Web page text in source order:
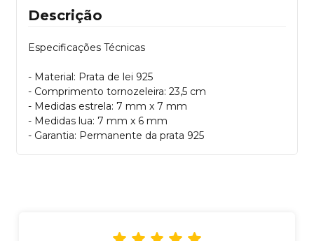
Descrição
Especificações Técnicas
- Material: Prata de lei 925
- Comprimento tornozeleira: 23,5 cm
- Medidas estrela: 7 mm x 7 mm
- Medidas lua: 7 mm x 6 mm
- Garantia: Permanente da prata 925